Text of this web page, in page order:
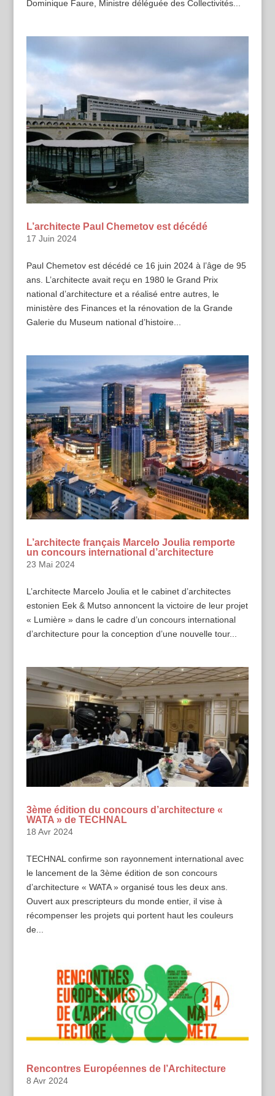
Dominique Faure, Ministre déléguée des Collectivités...
L’architecte Paul Chemetov est décédé
17 Juin 2024
Paul Chemetov est décédé ce 16 juin 2024 à l’âge de 95
ans. L’architecte avait reçu en 1980 le Grand Prix
national d’architecture et a réalisé entre autres, le
ministère des Finances et la rénovation de la Grande
Galerie du Museum national d’histoire...
L’architecte français Marcelo Joulia remporte
un concours international d’architecture
23 Mai 2024
L’architecte Marcelo Joulia et le cabinet d’architectes
estonien Eek & Mutso annoncent la victoire de leur projet
« Lumière » dans le cadre d’un concours international
d’architecture pour la conception d’une nouvelle tour...
3ème édition du concours d’architecture «
WATA » de TECHNAL
18 Avr 2024
TECHNAL confirme son rayonnement international avec
le lancement de la 3ème édition de son concours
d’architecture « WATA » organisé tous les deux ans.
Ouvert aux prescripteurs du monde entier, il vise à
récompenser les projets qui portent haut les couleurs
de...
Rencontres Européennes de l’Architecture
8 Avr 2024